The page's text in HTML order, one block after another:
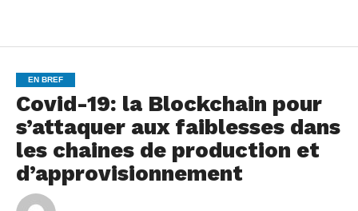
EN BREF
Covid-19: la Blockchain pour
s’attaquer aux faiblesses dans
les chaines de production et
d’approvisionnement